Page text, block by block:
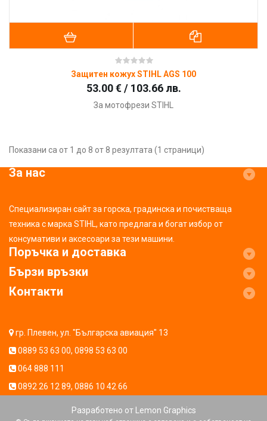
Защитен кожух STIHL AGS 100
53.00 € / 103.66 лв.
За мотофрези STIHL
Показани са от 1 до 8 от 8 резултата (1 страници)
За нас
Специализиран сайт за горска, градинска и почистваща
техника с марка STIHL, като предлага и богат избор от
консумативи и аксесоари за тези машини.
Поръчка и доставка
Бързи връзки
Контакти
гр. Плевен, ул. "Българска авиация" 13
0889 53 63 00, 0898 53 63 00
064 888 111
0892 26 12 89, 0886 10 42 66
Разработено от Lemon Graphics